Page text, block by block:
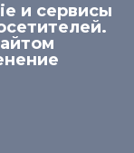
и сервисы